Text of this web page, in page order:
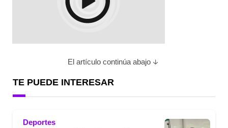
El artículo continúa abajo
TE PUEDE INTERESAR
Deportes